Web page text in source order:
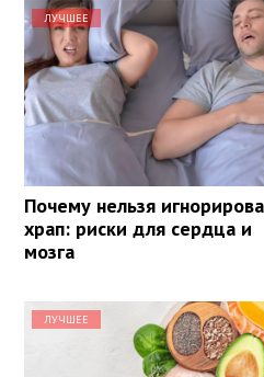
ЛУЧШЕЕ
Почему нельзя
храп: риски для сердца и
мозга
ЛУЧШЕЕ